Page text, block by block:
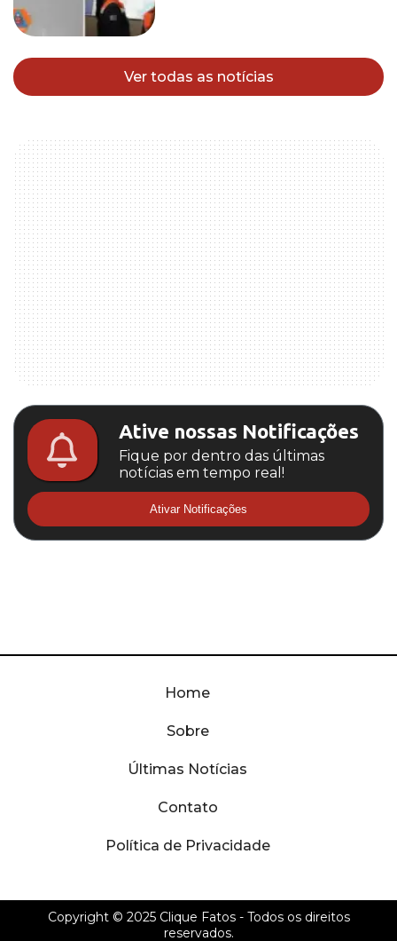
Ver todas as notícias
Ative nossas Notificações
Fique por dentro das últimas
notícias em tempo real!
Ativar Notificações
Home
Sobre
Últimas Notícias
Contato
Política de Privacidade
Copyright © 2025 Clique Fatos- Todos os direitos
reservados.